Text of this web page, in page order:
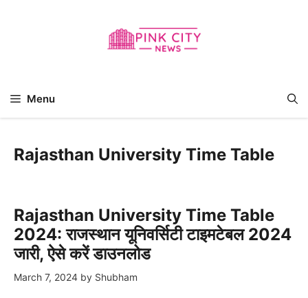
Menu
Rajasthan University Time Table
Rajasthan University Time Table
2024: राजस्थान यूनिवर्सिटी टाइमटेबल 2024
जारी, ऐसे करें डाउनलोड
March 7, 2024 by Shubham